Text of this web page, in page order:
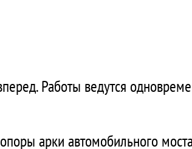
Работы ведутся
арки автомобильного